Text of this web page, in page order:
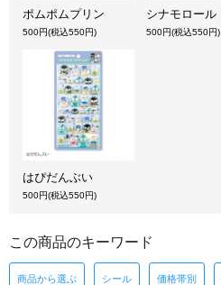
ポムポムプリン
500円(税込550円)
シナモロール
500円(税込550円)
はぴだんぶい
500円(税込550円)
この商品のキーワード
商品から選ぶ シール 価格帯別